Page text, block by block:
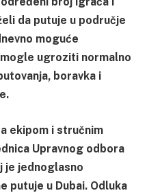
da putuje u područje
moguće
ugroziti normalno
boravka i
ekipom i stručnim
Upravnog odbora
je jednoglasno
putuje u Dubai. Odluka